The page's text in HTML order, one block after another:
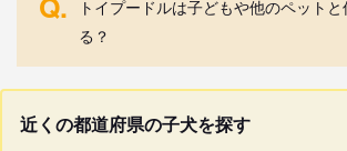
トイプードルは子どもや他のペットと
る？
近くの都道府県の子犬を探す